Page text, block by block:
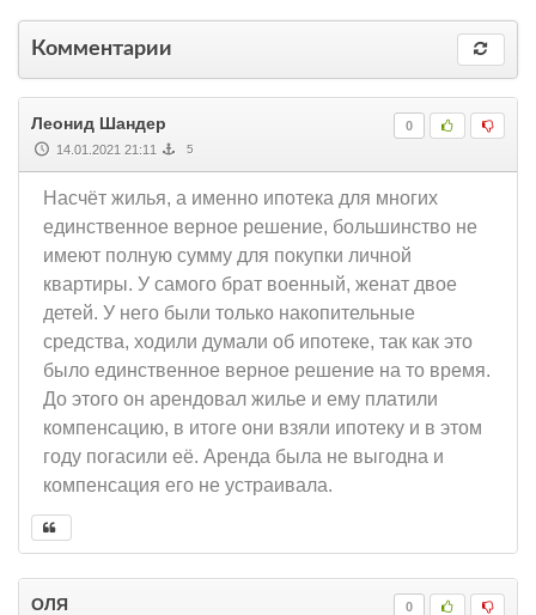
Комментарии
0
Леонид Шандер
14.01.2021 21:11 5
Насчёт жилья, а именно ипотека для многих
единственное верное решение, большинство не
имеют полную сумму для покупки личной
квартиры. У самого брат военный, женат двое
детей. У него были только накопительные
средства, ходили думали об ипотеке, так как это
было единственное верное решение на то время.
До этого он арендовал жилье и ему платили
компенсацию, в итоге они взяли ипотеку и в этом
году погасили её. Аренда была не выгодна и
компенсация его не устраивала.
0
ОЛЯ